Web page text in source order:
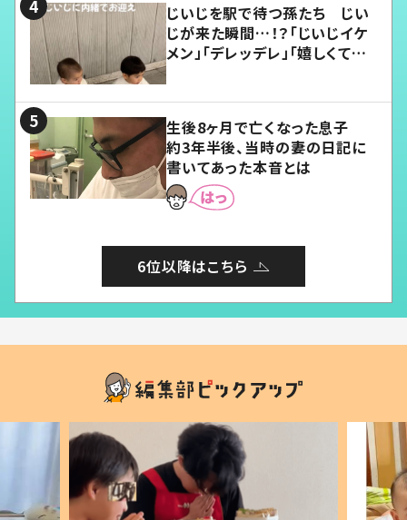
じいじを駅で待つ孫たち じい
じが来た瞬間…！？「じいじイケ
メン」「デレッデレ」「嬉しくて可
生後8ヶ月で亡くなった息子
約3年半後、当時の妻の日記に
書いてあった本音とは
6位以降はこちら